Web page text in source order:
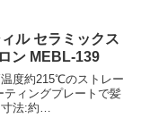
します。（約0.12W～
異なって見える場合が
証について保証期間
カー保証書にてお受け
らご一緒に保管をお願
ておりません。事前に
ル セラミックス
ン MEBL-139
度約215℃のストレー
ティングプレートで髪
法:約